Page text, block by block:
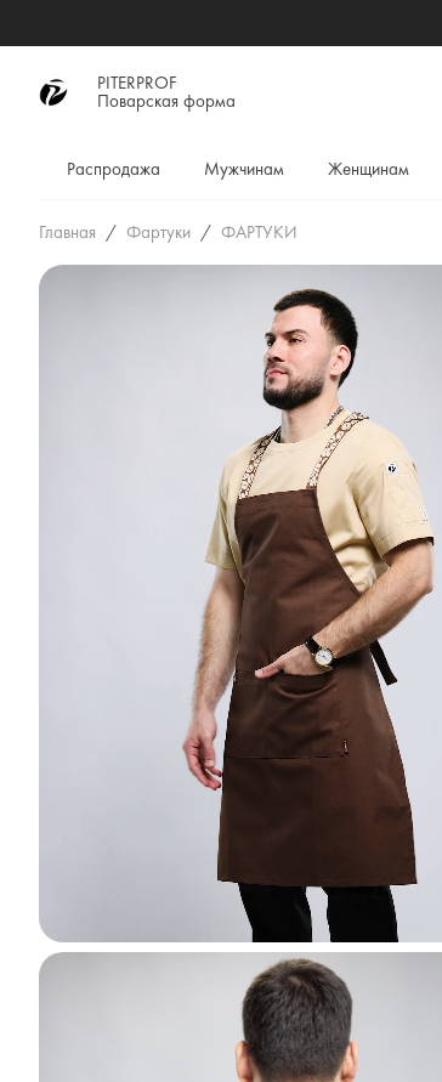
PITERPROF
Поварская форма
Распродажа Мужчинам Женщинам
Главная Фартуки ФАРТУКИ